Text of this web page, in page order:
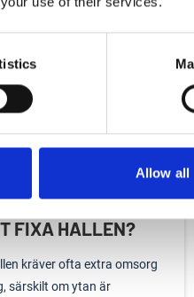
Allow all
FIXA HALLEN?
kräver ofta extra omsorg
särskilt om ytan är